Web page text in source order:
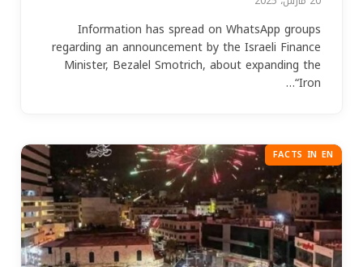
Information has spread on WhatsApp groups
regarding an announcement by the Israeli Finance
Minister, Bezalel Smotrich, about expanding the
“Iron…
FACTS IN EN